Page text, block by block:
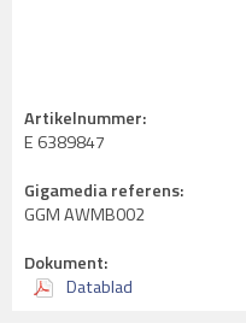
Artikelnummer:
E 6389847
Gigamedia referens:
GGM AWMB002
Dokument:
Datablad